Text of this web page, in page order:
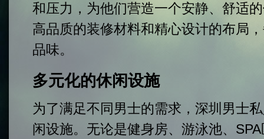
和压力，为他们营造一个安静、舒适
高品质的装修材料和精心设计的布局
品味。
多元化的休闲设施
为了满足不同男士的需求，深圳男士
闲设施。无论是健身房、游泳池、